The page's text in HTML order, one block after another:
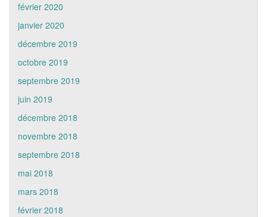
février 2020
janvier 2020
décembre 2019
octobre 2019
septembre 2019
juin 2019
décembre 2018
novembre 2018
septembre 2018
mai 2018
mars 2018
février 2018